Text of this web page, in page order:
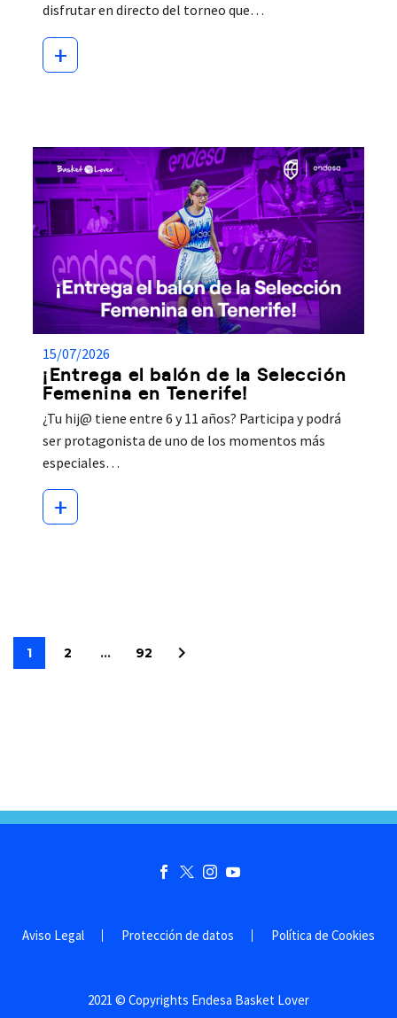
disfrutar en directo del torneo que…
+
15/07/2026
¡Entrega el balón de la Selección
Femenina en Tenerife!
¿Tu hij@ tiene entre 6 y 11 años? Participa y podrá
ser protagonista de uno de los momentos más
especiales…
+
1 2 … 92
Aviso Legal Protección de datos Política de Cookies
2021 © Copyrights Endesa Basket Lover